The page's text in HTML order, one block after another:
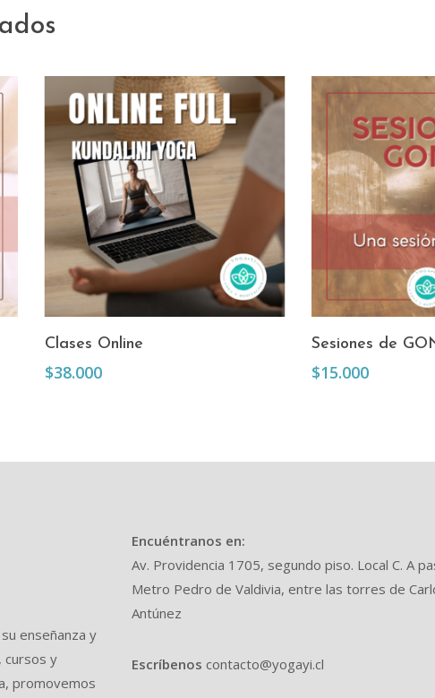
Añadir Al Carrito
Clases Online
$38.000
Añadir Al
Sesiones de
$15.000
enseñanza y
cursos y
promovemos
Encuéntranos en:
Av. Providencia 1705, segundo piso. Local C. A
Metro Pedro de Valdivia, entre las torres de
Antúnez
Escríbenos contacto@yogayi.cl